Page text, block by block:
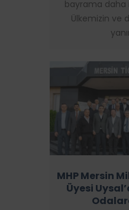
bayrama daha
Ülkemizin ve
MHP Mersin
Üyesi